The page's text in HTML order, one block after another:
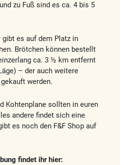
zu Fuß sind es ca. 4 bis 5
es auf dem Platz in
Brötchen können bestellt
ca. 3 ½ km entfernt
– der auch weitere
werden.
Kohtenplane sollten in euren
andere findet sich eine
es noch den F&F Shop auf
findet ihr hier: